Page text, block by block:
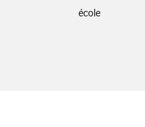
école